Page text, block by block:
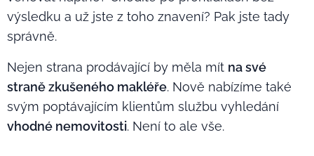
výsledku a už jste z toho znavení? Pak jste tady
správně.
Nejen strana prodávající by měla mít na své
straně zkušeného makléře. Nově nabízíme také
svým poptávajícím klientům službu vyhledání
vhodné nemovitosti. Není to ale vše.